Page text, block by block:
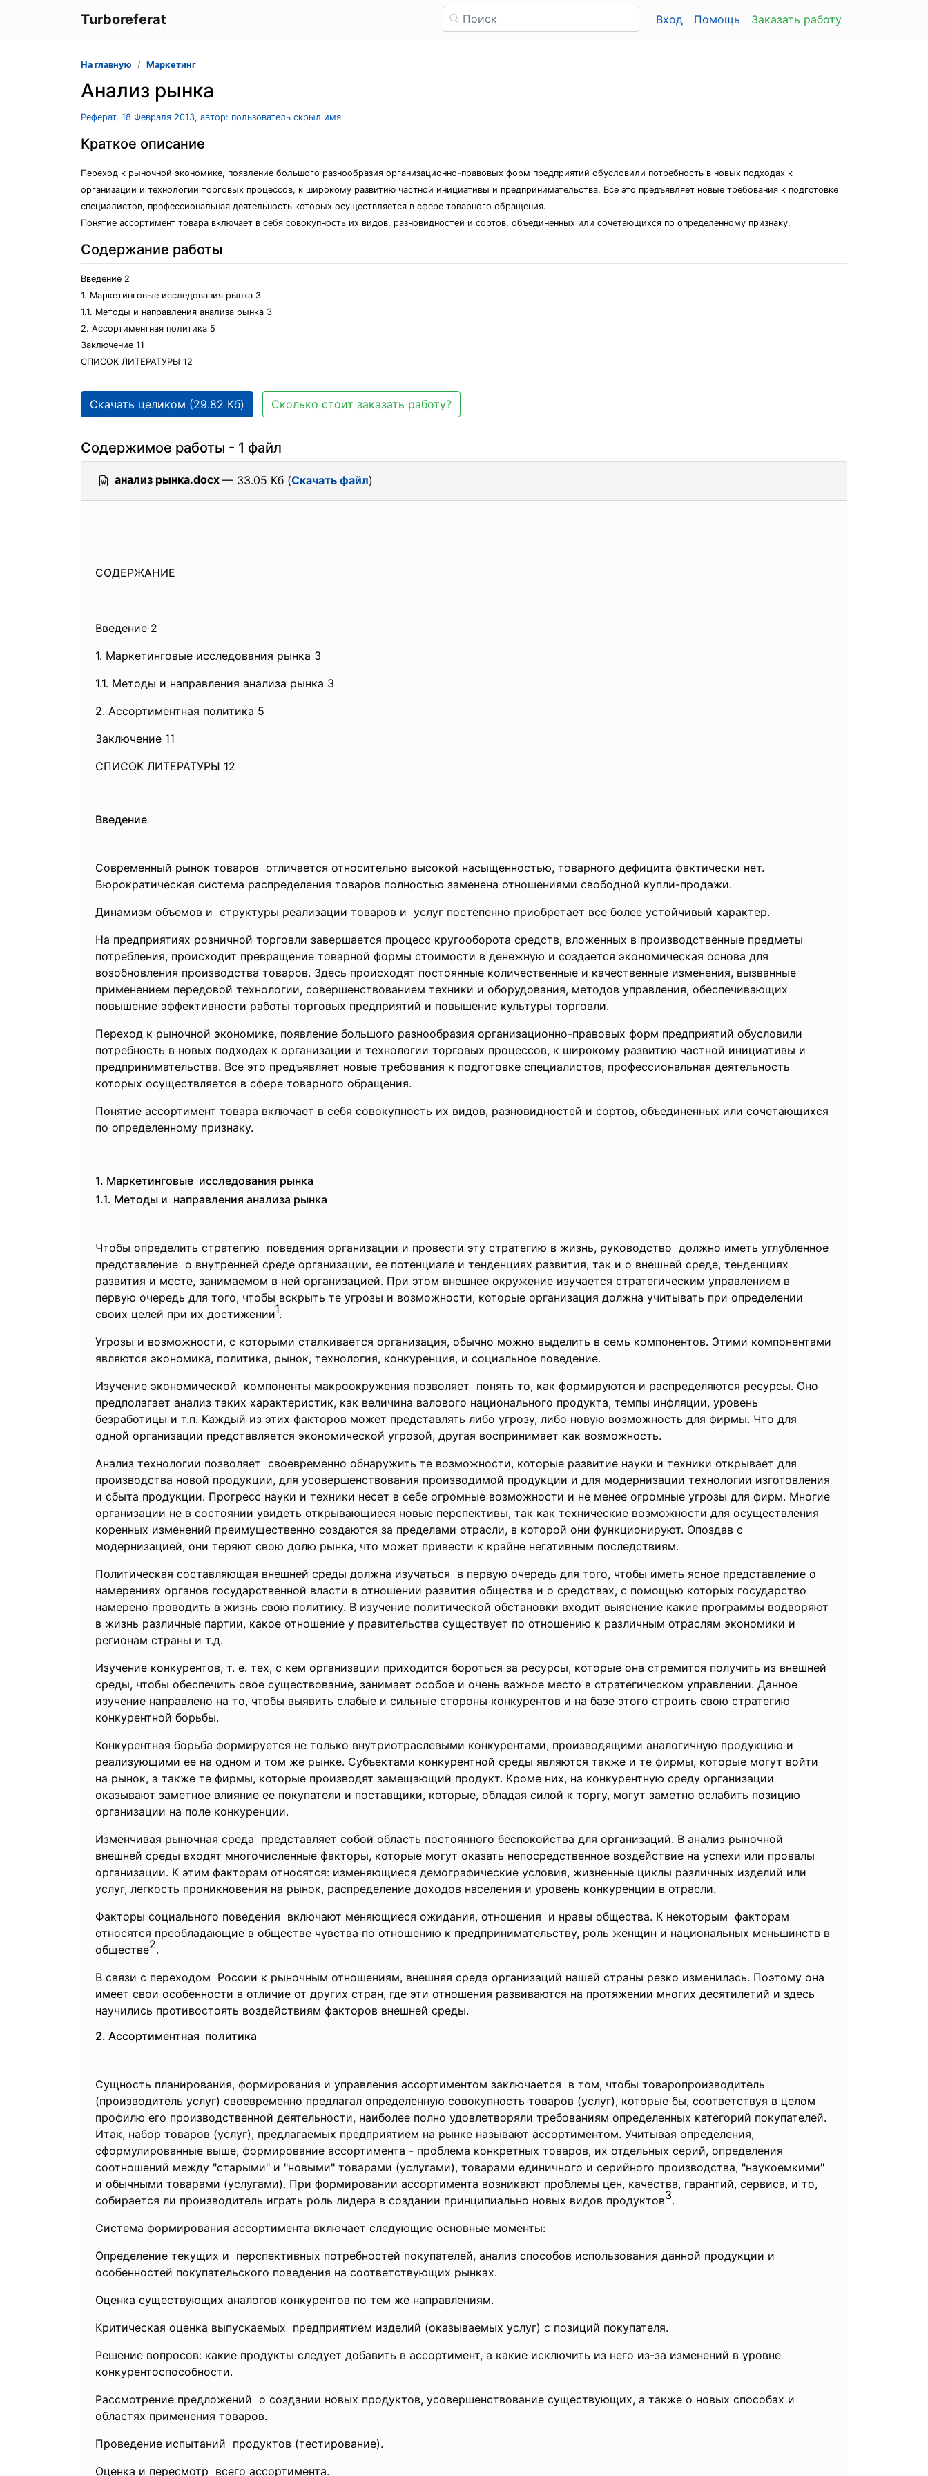
Turboreferat Вход Помощь Заказать работу
На главную Маркетинг
Анализ рынка
Реферат, 18 Февраля 2013, автор: пользователь скрыл имя
Краткое описание
Переход к рыночной экономике, появление большого разнообразия организационно-правовых форм предприятий обусловили потребность в новых подходах к
организации и технологии торговых процессов, к широкому развитию частной инициативы и предпринимательства. Все это предъявляет новые требования к подготовке
специалистов, профессиональная деятельность которых осуществляется в сфере товарного обращения.
Понятие ассортимент товара включает в себя совокупность их видов, разновидностей и сортов, объединенных или сочетающихся по определенному признаку.
Содержание работы
Введение 2
1. Маркетинговые исследования рынка 3
1.1. Методы и направления анализа рынка 3
2. Ассортиментная политика 5
Заключение 11
СПИСОК ЛИТЕРАТУРЫ 12
Скачать целиком (29.82 Кб) Сколько стоит заказать работу?
Содержимое работы - 1 файл
анализ рынка.docx — 33.05 Кб (Скачать файл)
СОДЕРЖАНИЕ
Введение 2
1. Маркетинговые исследования рынка 3
1.1. Методы и направления анализа рынка 3
2. Ассортиментная политика 5
Заключение 11
СПИСОК ЛИТЕРАТУРЫ 12
Введение
Современный рынок товаров отличается относительно высокой насыщенностью, товарного дефицита фактически нет.
Бюрократическая система распределения товаров полностью заменена отношениями свободной купли-продажи.
Динамизм объемов и структуры реализации товаров и услуг постепенно приобретает все более устойчивый характер.
На предприятиях розничной торговли завершается процесс кругооборота средств, вложенных в производственные предметы
потребления, происходит превращение товарной формы стоимости в денежную и создается экономическая основа для
возобновления производства товаров. Здесь происходят постоянные количественные и качественные изменения, вызванные
применением передовой технологии, совершенствованием техники и оборудования, методов управления, обеспечивающих
повышение эффективности работы торговых предприятий и повышение культуры торговли.
Переход к рыночной экономике, появление большого разнообразия организационно-правовых форм предприятий обусловили
потребность в новых подходах к организации и технологии торговых процессов, к широкому развитию частной инициативы и
предпринимательства. Все это предъявляет новые требования к подготовке специалистов, профессиональная деятельность
которых осуществляется в сфере товарного обращения.
Понятие ассортимент товара включает в себя совокупность их видов, разновидностей и сортов, объединенных или сочетающихся
по определенному признаку.
1. Маркетинговые исследования рынка
1.1. Методы и направления анализа рынка
Чтобы определить стратегию поведения организации и провести эту стратегию в жизнь, руководство должно иметь углубленное
представление о внутренней среде организации, ее потенциале и тенденциях развития, так и о внешней среде, тенденциях
развития и месте, занимаемом в ней организацией. При этом внешнее окружение изучается стратегическим управлением в
первую очередь для того, чтобы вскрыть те угрозы и возможности, которые организация должна учитывать при определении
своих целей при их достижении1.
Угрозы и возможности, с которыми сталкивается организация, обычно можно выделить в семь компонентов. Этими компонентами
являются экономика, политика, рынок, технология, конкуренция, и социальное поведение.
Изучение экономической компоненты макроокружения позволяет понять то, как формируются и распределяются ресурсы. Оно
предполагает анализ таких характеристик, как величина валового национального продукта, темпы инфляции, уровень
безработицы и т.п. Каждый из этих факторов может представлять либо угрозу, либо новую возможность для фирмы. Что для
одной организации представляется экономической угрозой, другая воспринимает как возможность.
Анализ технологии позволяет своевременно обнаружить те возможности, которые развитие науки и техники открывает для
производства новой продукции, для усовершенствования производимой продукции и для модернизации технологии изготовления
и сбыта продукции. Прогресс науки и техники несет в себе огромные возможности и не менее огромные угрозы для фирм. Многие
организации не в состоянии увидеть открывающиеся новые перспективы, так как технические возможности для осуществления
коренных изменений преимущественно создаются за пределами отрасли, в которой они функционируют. Опоздав с
модернизацией, они теряют свою долю рынка, что может привести к крайне негативным последствиям.
Политическая составляющая внешней среды должна изучаться в первую очередь для того, чтобы иметь ясное представление о
намерениях органов государственной власти в отношении развития общества и о средствах, с помощью которых государство
намерено проводить в жизнь свою политику. В изучение политической обстановки входит выяснение какие программы водворяют
в жизнь различные партии, какое отношение у правительства существует по отношению к различным отраслям экономики и
регионам страны и т.д.
Изучение конкурентов, т. е. тех, с кем организации приходится бороться за ресурсы, которые она стремится получить из внешней
среды, чтобы обеспечить свое существование, занимает особое и очень важное место в стратегическом управлении. Данное
изучение направлено на то, чтобы выявить слабые и сильные стороны конкурентов и на базе этого строить свою стратегию
конкурентной борьбы.
Конкурентная борьба формируется не только внутриотраслевыми конкурентами, производящими аналогичную продукцию и
реализующими ее на одном и том же рынке. Субъектами конкурентной среды являются также и те фирмы, которые могут войти
на рынок, а также те фирмы, которые производят замещающий продукт. Кроме них, на конкурентную среду организации
оказывают заметное влияние ее покупатели и поставщики, которые, обладая силой к торгу, могут заметно ослабить позицию
организации на поле конкуренции.
Изменчивая рыночная среда представляет собой область постоянного беспокойства для организаций. В анализ рыночной
внешней среды входят многочисленные факторы, которые могут оказать непосредственное воздействие на успехи или провалы
организации. К этим факторам относятся: изменяющиеся демографические условия, жизненные циклы различных изделий или
услуг, легкость проникновения на рынок, распределение доходов населения и уровень конкуренции в отрасли.
Факторы социального поведения включают меняющиеся ожидания, отношения и нравы общества. К некоторым факторам
относятся преобладающие в обществе чувства по отношению к предпринимательству, роль женщин и национальных меньшинств в
обществе2.
В связи с переходом России к рыночным отношениям, внешняя среда организаций нашей страны резко изменилась. Поэтому она
имеет свои особенности в отличие от других стран, где эти отношения развиваются на протяжении многих десятилетий и здесь
научились противостоять воздействиям факторов внешней среды.
2. Ассортиментная политика
Сущность планирования, формирования и управления ассортиментом заключается в том, чтобы товаропроизводитель
(производитель услуг) своевременно предлагал определенную совокупность товаров (услуг), которые бы, соответствуя в целом
профилю его производственной деятельности, наиболее полно удовлетворяли требованиям определенных категорий покупателей.
Итак, набор товаров (услуг), предлагаемых предприятием на рынке называют ассортиментом. Учитывая определения,
сформулированные выше, формирование ассортимента - проблема конкретных товаров, их отдельных серий, определения
соотношений между "старыми" и "новыми" товарами (услугами), товарами единичного и серийного производства, "наукоемкими"
и обычными товарами (услугами). При формировании ассортимента возникают проблемы цен, качества, гарантий, сервиса, и то,
собирается ли производитель играть роль лидера в создании принципиально новых видов продуктов3.
Система формирования ассортимента включает следующие основные моменты:
Определение текущих и перспективных потребностей покупателей, анализ способов использования данной продукции и
особенностей покупательского поведения на соответствующих рынках.
Оценка существующих аналогов конкурентов по тем же направлениям.
Критическая оценка выпускаемых предприятием изделий (оказываемых услуг) с позиций покупателя.
Решение вопросов: какие продукты следует добавить в ассортимент, а какие исключить из него из-за изменений в уровне
конкурентоспособности.
Рассмотрение предложений о создании новых продуктов, усовершенствование существующих, а также о новых способах и
областях применения товаров.
Проведение испытаний продуктов (тестирование).
Оценка и пересмотр всего ассортимента.